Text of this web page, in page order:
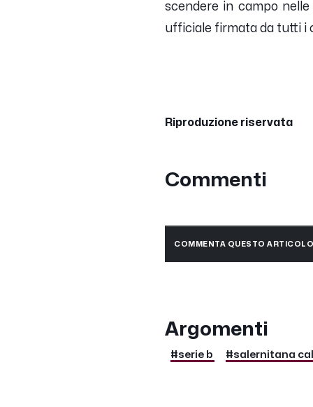
scendere in campo
ufficiale firmata da tutti i
Riproduzione riservata
Commenti
COMMENTA QUESTO ARTICOLO
Argomenti
#serie b #salernitana